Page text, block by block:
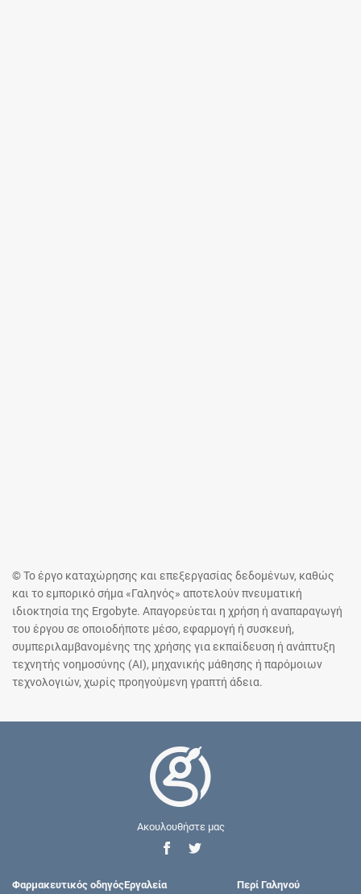
© Το έργο καταχώρησης και επεξεργασίας δεδομένων, καθώς
και το εμπορικό σήμα «Γαληνός» αποτελούν πνευματική
ιδιοκτησία της Ergobyte. Απαγορεύεται η χρήση ή αναπαραγωγή
του έργου σε οποιοδήποτε μέσο, εφαρμογή ή συσκευή,
συμπεριλαμβανομένης της χρήσης για εκπαίδευση ή ανάπτυξη
τεχνητής νοημοσύνης (AI), μηχανικής μάθησης ή παρόμοιων
τεχνολογιών, χωρίς προηγούμενη γραπτή άδεια.
Ακουλουθήστε μας
Φαρμακευτικός οδηγόςΕργαλεία Περί Γαληνού